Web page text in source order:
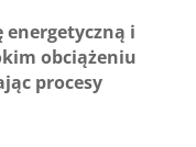
energetyczną i
obciążeniu
procesy